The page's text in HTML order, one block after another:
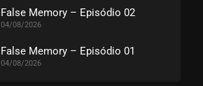
EPISÓDIO 97 A 99
False Memory – Episódio 02
04/08/2026
False Memory – Episódio 01
04/08/2026